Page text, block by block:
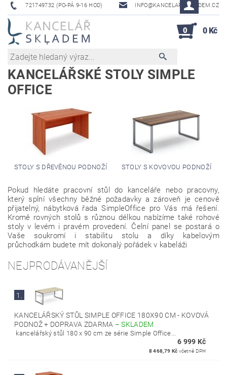
721749732 (PO-PÁ 9-16 HOD) INFO@KANCELAR-SKLADEM.CZ
0 0 Kč
KANCELÁŘSKÉ STOLY SIMPLE
OFFICE
STOLY S DŘEVĚNOU PODNOŽÍ STOLY S KOVOVOU PODNOŽÍ
Pokud hledáte pracovní stůl do kanceláře nebo pracovny,
který splní všechny běžné požadavky a zároveň je cenově
přijatelný, nábytková řada SimpleOffice pro Vás má řešení.
Kromě rovných stolů s různou délkou nabízíme také rohové
stoly v levém i pravém provedení. Čelní panel se postará o
Vaše soukromí i stabilitu stolu a díky kabelovým
průchodkám budete mít dokonalý pořádek v kabeláži
NEJPRODÁVANĚJŠÍ
1.
KANCELÁŘSKÝ STŮL SIMPLE OFFICE 180X90 CM - KOVOVÁ
PODNOŽ + DOPRAVA ZDARMA –SKLADEM
kancelářský stůl 180 x 90 cm ze série Simple Office...
6 999 Kč
8 468,79 Kč včetně DPH